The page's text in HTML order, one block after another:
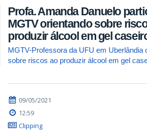
Profa. Amanda Danuelo
MGTV orientando sobre
produzir álcool em gel
MGTV-Professora da UFU em Uberlândia
sobre riscos ao produzir álcool em gel
09/05/2021
12:59
Clipping